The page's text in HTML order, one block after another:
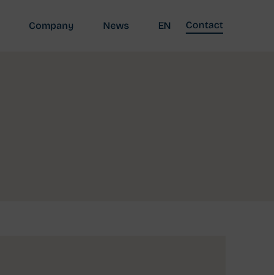
Company News EN Contact